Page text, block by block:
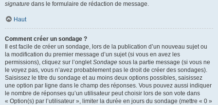
signature dans le formulaire de rédaction de message.
Haut
Comment créer un sondage ?
Il est facile de créer un sondage, lors de la publication d’un nouveau sujet ou
la modification du premier message d’un sujet (si vous en avez les
permissions), cliquez sur l’ongletSondage sous la partie message (si vous ne
le voyez pas, vous n’avez probablement pas le droit de créer des sondages).
Saisissez le titre du sondage et au moins deux options possibles, saisissez
une option par ligne dans le champ des réponses. Vous pouvez aussi indiquer
le nombre de réponses qu’un utilisateur peut choisir lors de son vote dans
« Option(s) par l’utilisateur », limiter la durée en jours du sondage (mettre « 0 »